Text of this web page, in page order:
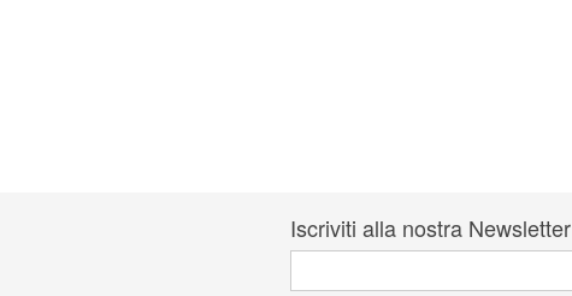
Iscriviti alla nostra Newsletter